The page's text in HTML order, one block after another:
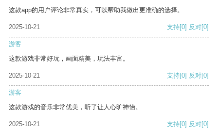
这款app的用户评论非常真实，可以帮助我做出更准确的选择。
2025-10-21 支持[0] 反对[0]
游客
这款游戏非常好玩，画面精美，玩法丰富。
2025-10-21 支持[0] 反对[0]
游客
这款游戏的音乐非常优美，听了让人心旷神怡。
2025-10-21 支持[0] 反对[0]